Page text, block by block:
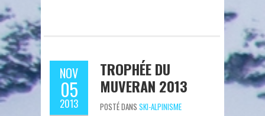
NOV
05
2013
TROPHÉE DU
MUVERAN 2013
POSTÉ DANS SKI-ALPINISME